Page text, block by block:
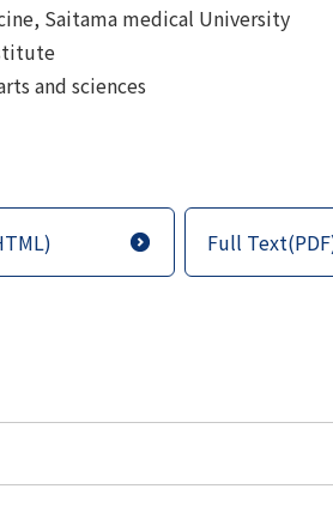
Saitama medical University
and sciences
Full